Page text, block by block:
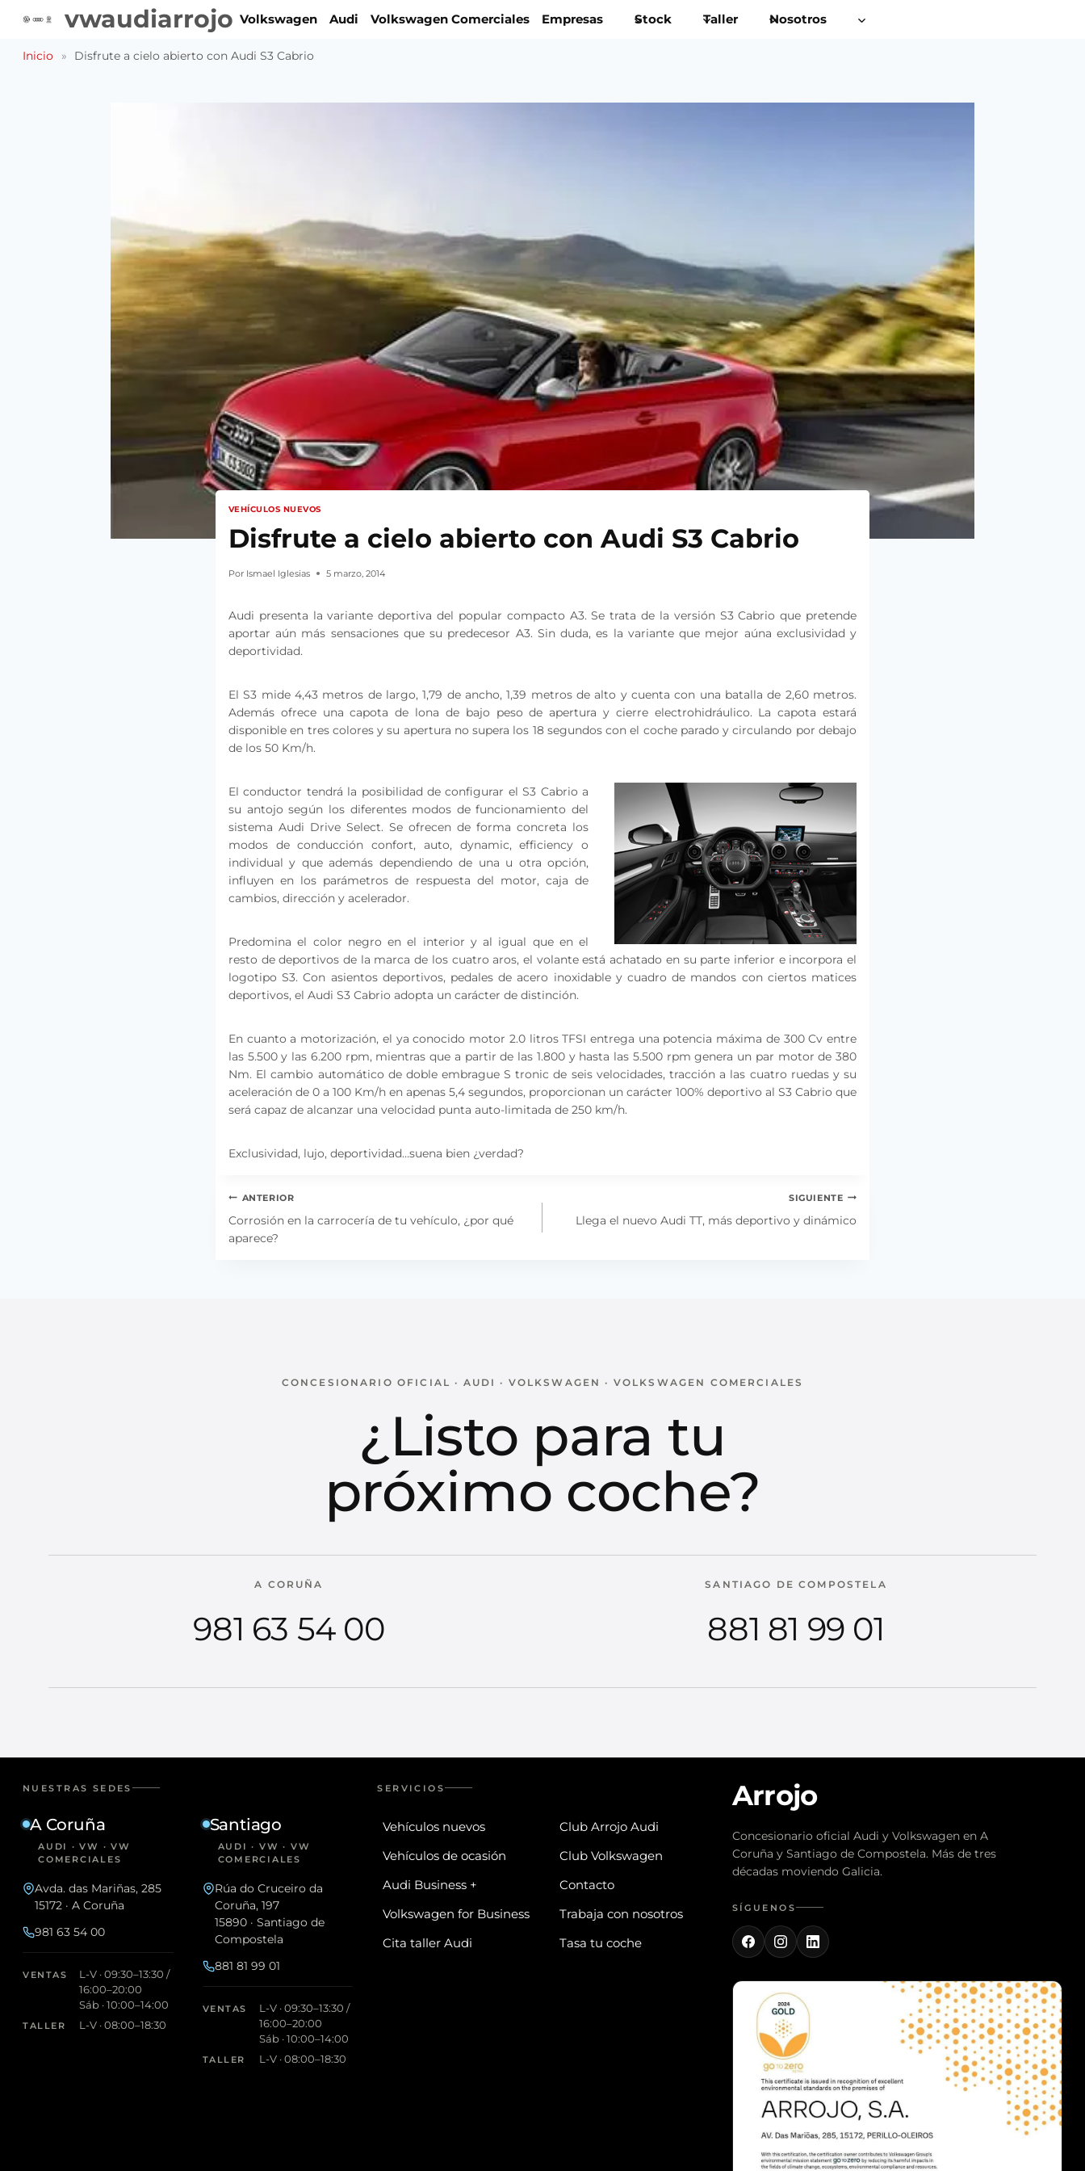
vwaudiarrojo Volkswagen Audi Volkswagen Comerciales Empresas Stock Taller Nosotros
Inicio » Disfrute a cielo abierto con Audi S3 Cabrio
VEHÍCULOS NUEVOS
Disfrute a cielo abierto con Audi S3 Cabrio
Por Ismael Iglesias 5 marzo, 2014
Audi presenta la variante deportiva del popular compacto A3. Se trata de la versión S3 Cabrio que pretende
aportar aún más sensaciones que su predecesor A3. Sin duda, es la variante que mejor aúna exclusividad y
deportividad.
El S3 mide 4,43 metros de largo, 1,79 de ancho, 1,39 metros de alto y cuenta con una batalla de 2,60 metros.
Además ofrece una capota de lona de bajo peso de apertura y cierre electrohidráulico. La capota estará
disponible en tres colores y su apertura no supera los 18 segundos con el coche parado y circulando por debajo
de los 50 Km/h.
El conductor tendrá la posibilidad de configurar el S3 Cabrio a
su antojo según los diferentes modos de funcionamiento del
sistema Audi Drive Select. Se ofrecen de forma concreta los
modos de conducción confort, auto, dynamic, efficiency o
individual y que además dependiendo de una u otra opción,
influyen en los parámetros de respuesta del motor, caja de
cambios, dirección y acelerador.
Predomina el color negro en el interior y al igual que en el
resto de deportivos de la marca de los cuatro aros, el volante está achatado en su parte inferior e incorpora el
logotipo S3. Con asientos deportivos, pedales de acero inoxidable y cuadro de mandos con ciertos matices
deportivos, el Audi S3 Cabrio adopta un carácter de distinción.
En cuanto a motorización, el ya conocido motor 2.0 litros TFSI entrega una potencia máxima de 300 Cv entre
las 5.500 y las 6.200 rpm, mientras que a partir de las 1.800 y hasta las 5.500 rpm genera un par motor de 380
Nm. El cambio automático de doble embrague S tronic de seis velocidades, tracción a las cuatro ruedas y su
aceleración de 0 a 100 Km/h en apenas 5,4 segundos, proporcionan un carácter 100% deportivo al S3 Cabrio que
será capaz de alcanzar una velocidad punta auto-limitada de 250 km/h.
Exclusividad, lujo, deportividad…suena bien ¿verdad?
Navegación
de
entradas
ANTERIOR
Corrosión en la carrocería de tu vehículo, ¿por qué
aparece?
SIGUIENTE
Llega el nuevo Audi TT, más deportivo y dinámico
CONCESIONARIO OFICIAL · AUDI · VOLKSWAGEN · VOLKSWAGEN COMERCIALES
¿Listo para tu
próximo coche?
A CORUÑA
981 63 54 00
SANTIAGO DE COMPOSTELA
881 81 99 01
NUESTRAS SEDES
A Coruña
AUDI · VW · VW
COMERCIALES
Avda. das Mariñas, 285
15172 · A Coruña
981 63 54 00
VENTAS
L-V · 09:30–13:30 /
16:00–20:00
Sáb · 10:00–14:00
TALLER L-V · 08:00–18:30
Santiago
AUDI · VW · VW
COMERCIALES
Rúa do Cruceiro da
Coruña, 197
15890 · Santiago de
Compostela
881 81 99 01
VENTAS
L-V · 09:30–13:30 /
16:00–20:00
Sáb · 10:00–14:00
TALLER L-V · 08:00–18:30
SERVICIOS
Vehículos nuevos
Vehículos de ocasión
Audi Business +
Volkswagen for Business
Cita taller Audi
Club Arrojo Audi
Club Volkswagen
Contacto
Trabaja con nosotros
Tasa tu coche
Arrojo
Concesionario oficial Audi y Volkswagen en A
Coruña y Santiago de Compostela. Más de tres
décadas moviendo Galicia.
SÍGUENOS